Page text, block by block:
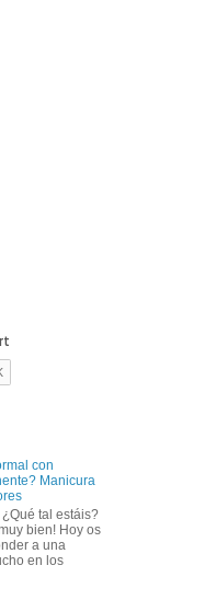
con
Manicura
tal estáis?
bien! Hoy os
a una
en los